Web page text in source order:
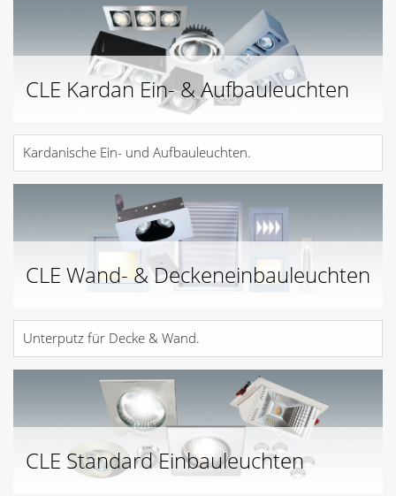
CLE Kardan Ein- & Aufbauleuchten
Kardanische Ein- und Aufbauleuchten.
CLE Wand- & Deckeneinbauleuchten
Unterputz für Decke & Wand.
CLE Standard Einbauleuchten